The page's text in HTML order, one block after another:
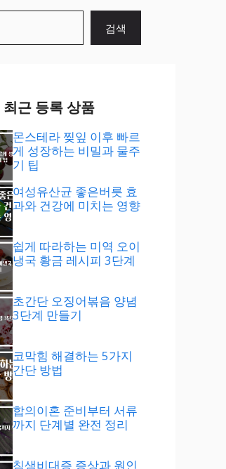
검색
최근 등록 상품
몬스테라 찢잎 이후 빠르
게 성장하는 비밀과 물주
기 팁
여성유산균 좋은버릇 효
과와 건강에 미치는 영향
쉽게 따라하는 미역 오이
냉국 황금 레시피 3단계
초간단 오징어볶음 양념
3단계 만들기
코막힘 해결하는 5가지
간단 방법
합의이혼 준비부터 서류
까지 단계별 완전 정리
침샘비대증 증상과 원인